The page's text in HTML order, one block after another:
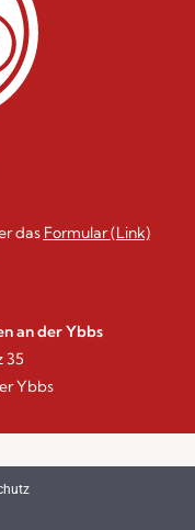
das Formular(Link)
an der Ybbs
35
Ybbs